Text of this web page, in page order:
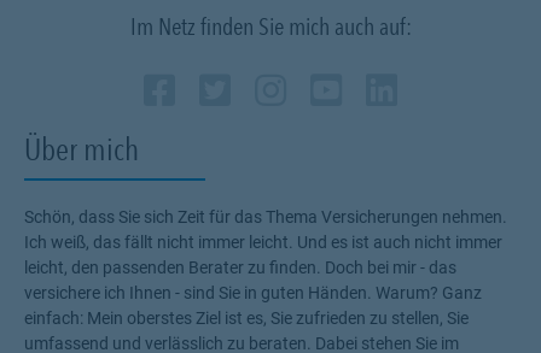
Über mich
Schön, dass Sie sich Zeit für das Thema Versicherungen nehmen.
Ich weiß, das fällt nicht immer leicht. Und es ist auch nicht immer
leicht, den passenden Berater zu finden. Doch bei mir - das
versichere ich Ihnen - sind Sie in guten Händen. Warum? Ganz
einfach: Mein oberstes Ziel ist es, Sie zufrieden zu stellen, Sie
umfassend und verlässlich zu beraten. Dabei stehen Sie im
Im Netz finden Sie mich auch auf: